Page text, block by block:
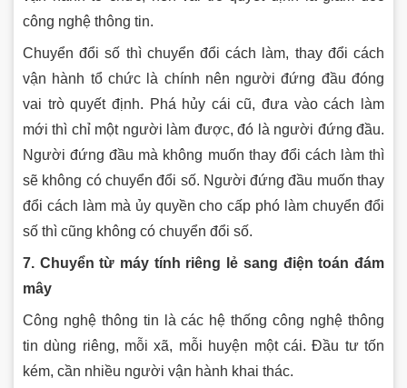
công nghệ thông tin.
Chuyển đổi số thì chuyển đổi cách làm, thay đổi cách
vận hành tổ chức là chính nên người đứng đầu đóng
vai trò quyết định. Phá hủy cái cũ, đưa vào cách làm
mới thì chỉ một người làm được, đó là người đứng đầu.
Người đứng đầu mà không muốn thay đổi cách làm thì
sẽ không có chuyển đổi số. Người đứng đầu muốn thay
đổi cách làm mà ủy quyền cho cấp phó làm chuyển đổi
số thì cũng không có chuyển đổi số.
7. Chuyển từ máy tính riêng lẻ sang điện toán đám
mây
Công nghệ thông tin là các hệ thống công nghệ thông
tin dùng riêng, mỗi xã, mỗi huyện một cái. Đầu tư tốn
kém, cần nhiều người vận hành khai thác.